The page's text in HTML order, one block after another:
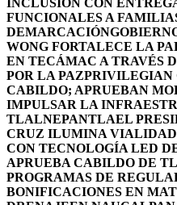
INCLUSIÓN CON
FUNCIONALES A
DEMARCACIÓN
WONG FORTALECE LA
EN TECÁMAC A TRAVÉS
POR LA PAZPRIVILEGIAN
CABILDO; APRUEBAN
IMPULSAR LA
TLALNEPANTLAEL
CRUZ ILUMINA
CON TECNOLOGÍA LED
APRUEBA CABILDO DE
PROGRAMAS DE
BONIFICACIONES EN